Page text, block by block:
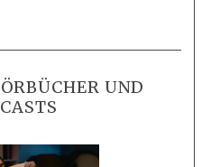
UND